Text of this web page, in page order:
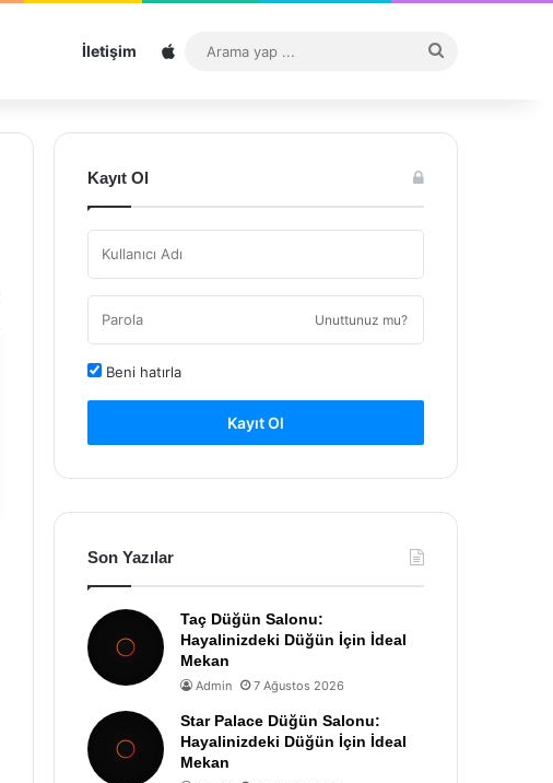
İletişim Sitemap
...
Kayıt Ol
Unuttunuz mu?
Beni hatırla
Kayıt Ol
Son Yazılar
Taç Düğün Salonu:
Hayalinizdeki Düğün İçin İdeal
Mekan
Admin 7 Ağustos 2026
Star Palace Düğün Salonu:
Hayalinizdeki Düğün İçin İdeal
Mekan